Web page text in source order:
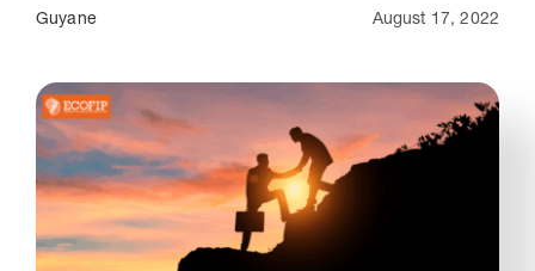
Secteurs éligibles
Actus
Guyane August 17, 2022